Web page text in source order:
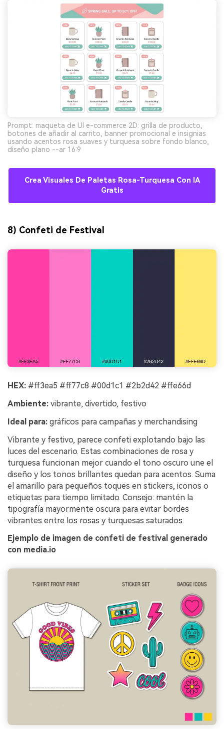
Prompt: maqueta de UI e-commerce 2D: grilla de producto,
botones de añadir al carrito, banner promocional e insignias
usando acentos rosa suaves y turquesa sobre fondo blanco,
diseño plano --ar 16:9
Crea Visuales De Paletas Rosa-Turquesa Con IA
Gratis
8) Confeti de Festival
HEX: #ff3ea5 #ff77c8 #00d1c1 #2b2d42 #ffe66d
Ambiente: vibrante, divertido, festivo
Ideal para: gráficos para campañas y merchandising
Vibrante y festivo, parece confeti explotando bajo las
luces del escenario. Estas combinaciones de rosa y
turquesa funcionan mejor cuando el tono oscuro une el
diseño y los tonos brillantes quedan para acentos. Suma
el amarillo para pequeños toques en stickers, iconos o
etiquetas para tiempo limitado. Consejo: mantén la
tipografía mayormente oscura para evitar bordes
vibrantes entre los rosas y turquesas saturados.
Ejemplo de imagen de confeti de festival generado
con media.io